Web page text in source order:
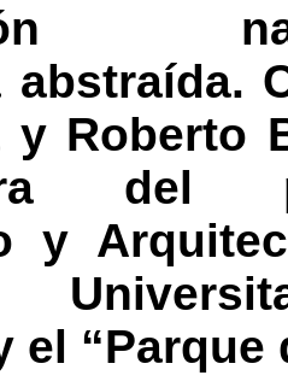
abstraída.
y Roberto
del
y
el “Parque